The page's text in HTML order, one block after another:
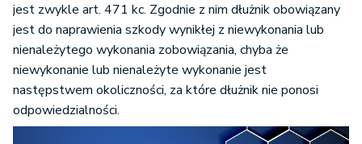
jest zwykle art. 471 kc. Zgodnie z nim dłużnik obowiązany
jest do naprawienia szkody wynikłej z niewykonania lub
nienależytego wykonania zobowiązania, chyba że
niewykonanie lub nienależyte wykonanie jest
następstwem okoliczności, za które dłużnik nie ponosi
odpowiedzialności.